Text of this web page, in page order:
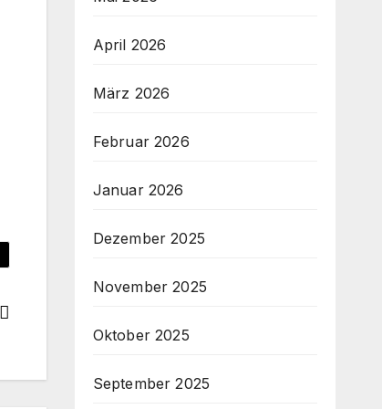
April 2026
März 2026
Februar 2026
Januar 2026
Dezember 2025
November 2025
Oktober 2025
September 2025